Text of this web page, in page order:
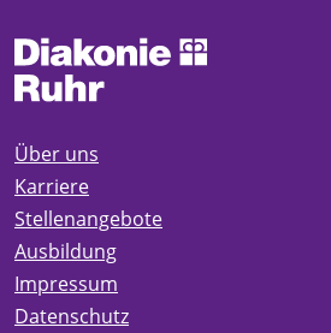
Über uns
Karriere
Stellenangebote
Ausbildung
Impressum
Datenschutz